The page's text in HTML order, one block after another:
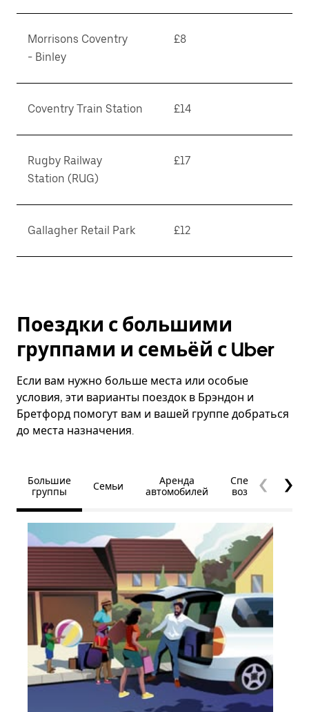
Morrisons Coventry
- Binley
£8
Coventry Train Station £14
Rugby Railway
Station (RUG)
£17
Gallagher Retail Park £12
Поездки с большими
группами и семьёй с Uber
Если вам нужно больше места или особые
условия, эти варианты поездок в Брэндон и
Бретфорд помогут вам и вашей группе добраться
до места назначения.
Большие
группы
Семьи
Аренда
автомобилей
Специальные
возможности